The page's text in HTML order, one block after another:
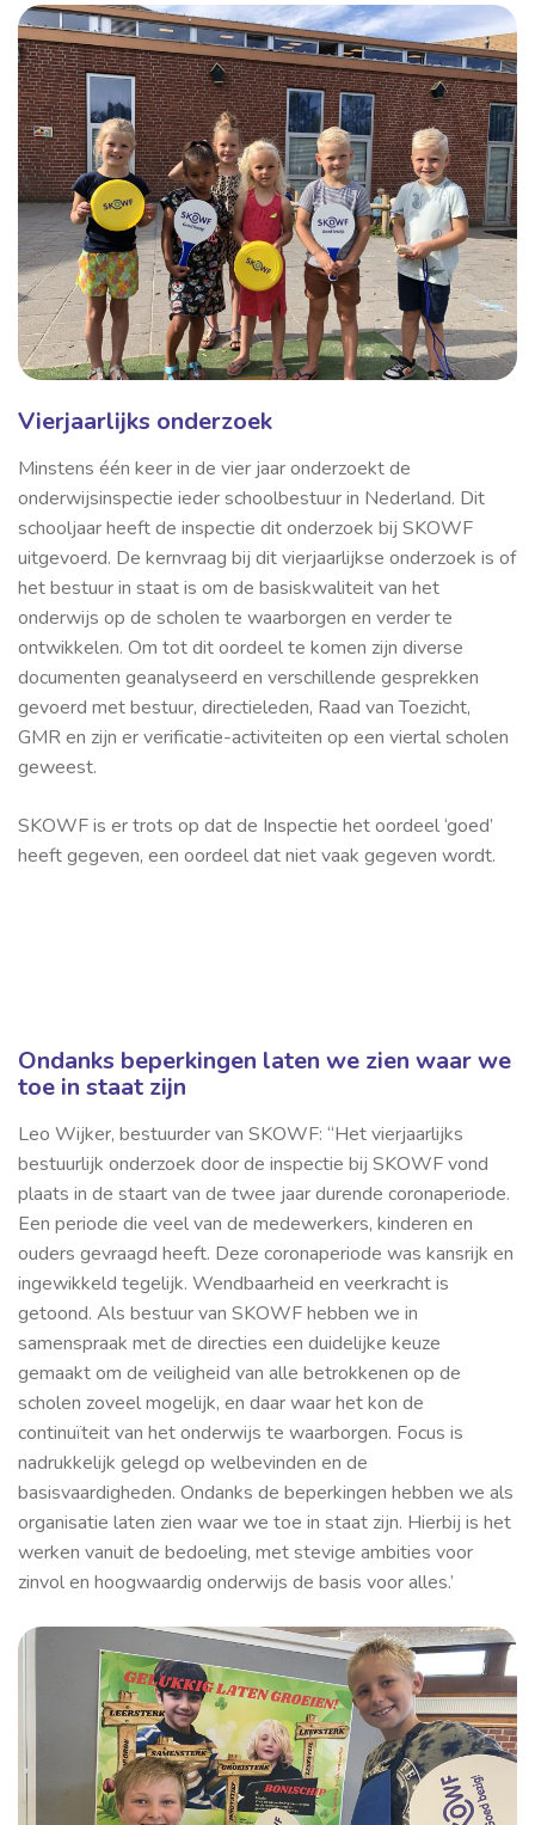
Vierjaarlijks onderzoek
Minstens één keer in de vier jaar onderzoekt de
onderwijsinspectie ieder schoolbestuur in Nederland. Dit
schooljaar heeft de inspectie dit onderzoek bij SKOWF
uitgevoerd. De kernvraag bij dit vierjaarlijkse onderzoek is of
het bestuur in staat is om de basiskwaliteit van het
onderwijs op de scholen te waarborgen en verder te
ontwikkelen. Om tot dit oordeel te komen zijn diverse
documenten geanalyseerd en verschillende gesprekken
gevoerd met bestuur, directieleden, Raad van Toezicht,
GMR en zijn er verificatie-activiteiten op een viertal scholen
geweest.
SKOWF is er trots op dat de Inspectie het oordeel ‘goed’
heeft gegeven, een oordeel dat niet vaak gegeven wordt.
Ondanks beperkingen laten we zien waar we
toe in staat zijn
Leo Wijker, bestuurder van SKOWF: “Het vierjaarlijks
bestuurlijk onderzoek door de inspectie bij SKOWF vond
plaats in de staart van de twee jaar durende coronaperiode.
Een periode die veel van de medewerkers, kinderen en
ouders gevraagd heeft. Deze coronaperiode was kansrijk en
ingewikkeld tegelijk. Wendbaarheid en veerkracht is
getoond. Als bestuur van SKOWF hebben we in
samenspraak met de directies een duidelijke keuze
gemaakt om de veiligheid van alle betrokkenen op de
scholen zoveel mogelijk, en daar waar het kon de
continuïteit van het onderwijs te waarborgen. Focus is
nadrukkelijk gelegd op welbevinden en de
basisvaardigheden. Ondanks de beperkingen hebben we als
organisatie laten zien waar we toe in staat zijn. Hierbij is het
werken vanuit de bedoeling, met stevige ambities voor
zinvol en hoogwaardig onderwijs de basis voor alles.’